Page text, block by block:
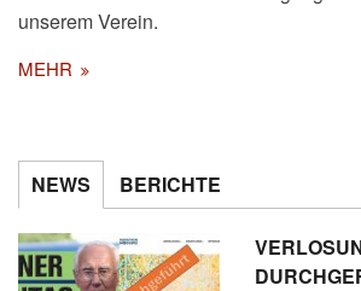
unserem Verein.
MEHR
NEWS BERICHTE